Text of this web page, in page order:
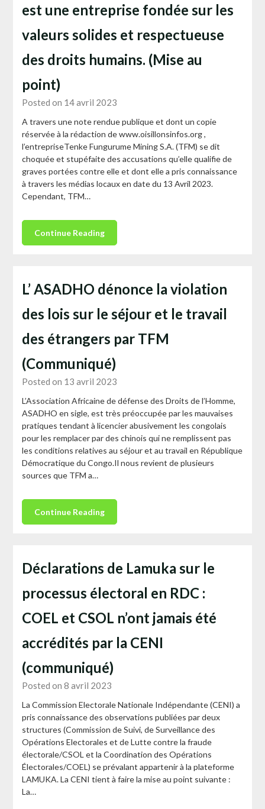
est une entreprise fondée sur les
valeurs solides et respectueuse
des droits humains. (Mise au
point)
Posted on 14 avril 2023
A travers une note rendue publique et dont un copie
réservée à la rédaction de www.oisillonsinfos.org ,
l’entrepriseTenke Fungurume Mining S.A. (TFM) se dit
choquée et stupéfaite des accusations qu’elle qualifie de
graves portées contre elle et dont elle a pris connaissance
à travers les médias locaux en date du 13 Avril 2023.
Cependant, TFM…
Continue Reading
L’ ASADHO dénonce la violation
des lois sur le séjour et le travail
des étrangers par TFM
(Communiqué)
Posted on 13 avril 2023
L’Association Africaine de défense des Droits de l’Homme,
ASADHO en sigle, est très préoccupée par les mauvaises
pratiques tendant à licencier abusivement les congolais
pour les remplacer par des chinois qui ne remplissent pas
les conditions relatives au séjour et au travail en République
Démocratique du Congo.Il nous revient de plusieurs
sources que TFM a…
Continue Reading
Déclarations de Lamuka sur le
processus électoral en RDC :
COEL et CSOL n’ont jamais été
accrédités par la CENI
(communiqué)
Posted on 8 avril 2023
La Commission Electorale Nationale Indépendante (CENI) a
pris connaissance des observations publiées par deux
structures (Commission de Suivi, de Surveillance des
Opérations Electorales et de Lutte contre la fraude
électorale/CSOL et la Coordination des Opérations
Électorales/COEL) se prévalant appartenir à la plateforme
LAMUKA. La CENI tient à faire la mise au point suivante :
La…